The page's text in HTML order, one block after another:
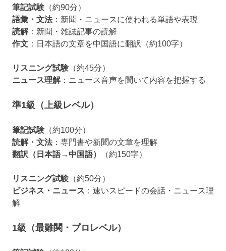
筆記試験 （約90分）
語彙・文法：新聞・ニュースに使われる単語や表現
読解：新聞・雑誌記事の読解
作文 ：日本語の文章を中国語に翻訳（約100字）
リスニング試験 （約45分）
ニュース理解：ニュース音声を聞いて内容を把握する
準1級（上級レベル）
筆記試験 （約100分）
読解・文法：専門書や新聞の文章を理解
翻訳（日本語→中国語）
（約150字）
リスニング試験 （約50分）
ビジネス・ニュース ：速いスピードの会話・ニュース理
解
1級（最難関・プロレベル）